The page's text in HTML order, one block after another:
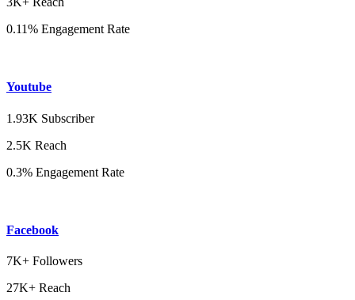
0.11% Engagement Rate
Youtube
1.93K Subscriber
2.5K Reach
0.3% Engagement Rate
Facebook
7K+ Followers
27K+ Reach